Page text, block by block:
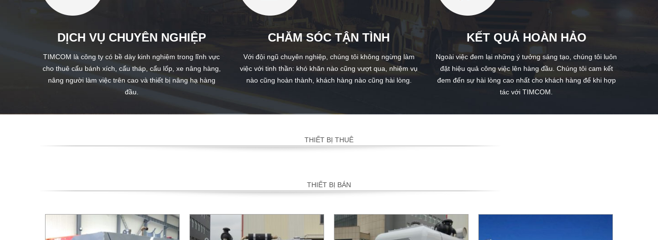
DỊCH VỤ CHUYÊN NGHIỆP
TIMCOM là công ty có bề dày kinh nghiệm trong lĩnh vực
cho thuê cẩu bánh xích, cẩu tháp, cẩu lốp, xe nâng hàng,
nâng người làm việc trên cao và thiết bị nâng hạ hàng
đầu.
CHĂM SÓC TẬN TÌNH
Với đội ngũ chuyên nghiệp, chúng tôi không ngừng làm
việc với tinh thần: khó khăn nào cũng vượt qua, nhiệm vụ
nào cũng hoàn thành, khách hàng nào cũng hài lòng.
KẾT QUẢ HOÀN HẢO
Ngoài việc đem lại những ý tưởng sáng tạo, chúng tôi luôn
đặt hiệu quả công việc lên hàng đầu. Chúng tôi cam kết
đem đến sự hài lòng cao nhất cho khách hàng để khi hợp
tác với TIMCOM.
THIẾT BỊ THUÊ
THIẾT BỊ BÁN